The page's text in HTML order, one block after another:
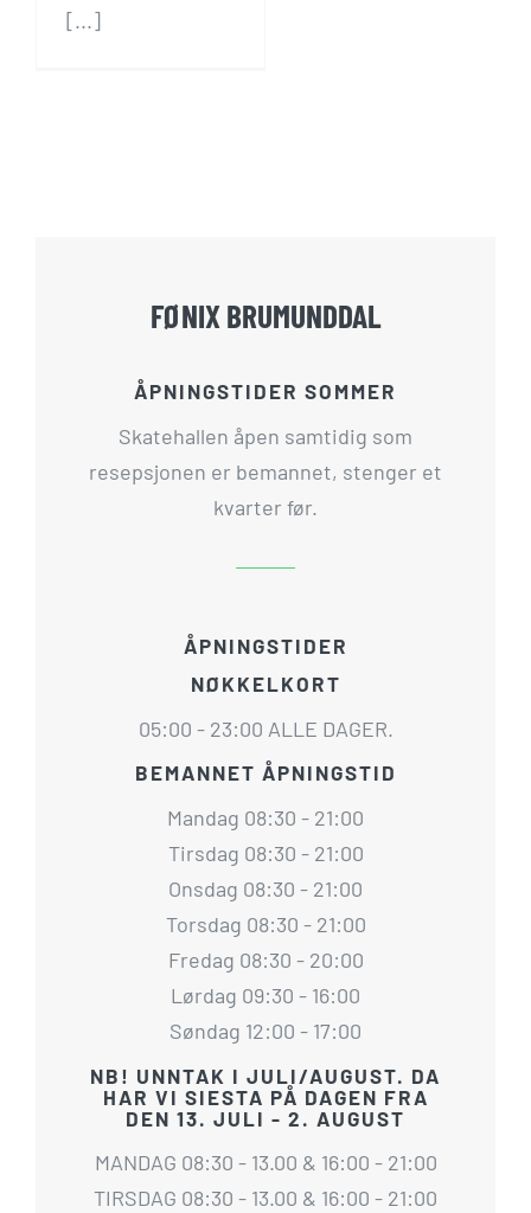
[...]
FØNIX BRUMUNDDAL
ÅPNINGSTIDER SOMMER
Skatehallen åpen samtidig som
resepsjonen er bemannet, stenger et
kvarter før.
ÅPNINGSTIDER
NØKKELKORT
05:00 - 23:00 ALLE DAGER.
BEMANNET ÅPNINGSTID
Mandag 08:30 - 21:00
Tirsdag 08:30 - 21:00
Onsdag 08:30 - 21:00
Torsdag 08:30 - 21:00
Fredag 08:30 - 20:00
Lørdag 09:30 - 16:00
Søndag 12:00 - 17:00
NB! UNNTAK I JULI/AUGUST. DA
HAR VI SIESTA PÅ DAGEN FRA
DEN 13. JULI - 2. AUGUST
MANDAG 08:30 - 13.00 & 16:00 - 21:00
TIRSDAG 08:30 - 13.00 & 16:00 - 21:00